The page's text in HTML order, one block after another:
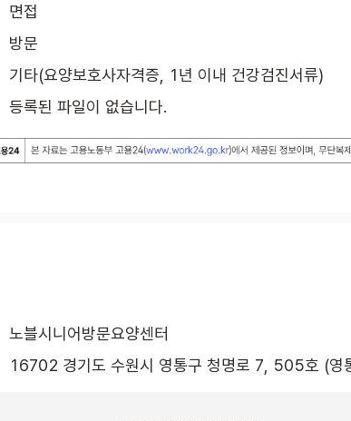
면접
방문
기타(요양보호사자격증, 1년 이내 건강검진서류)
등록된 파일이 없습니다.
노블시니어방문요양센터
16702 경기도 수원시 영통구 청명로 7, 505호 (영